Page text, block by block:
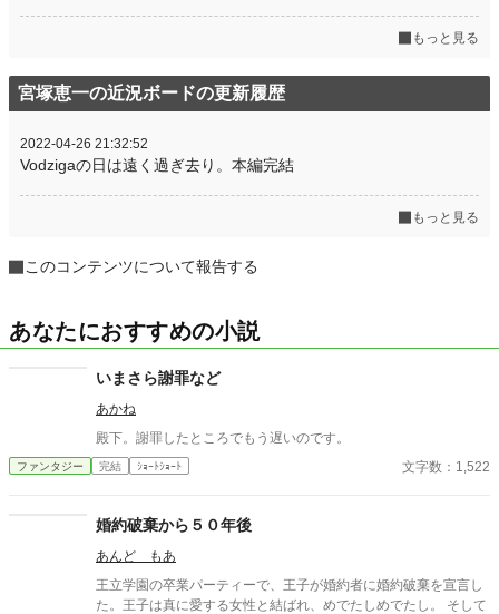
もっと見る
宮塚恵一の近況ボードの更新履歴
2022-04-26 21:32:52
Vodzigaの日は遠く過ぎ去り。本編完結
もっと見る
このコンテンツについて報告する
あなたにおすすめの小説
いまさら謝罪など
あかね
殿下。謝罪したところでもう遅いのです。
ファンタジー 完結 ｼｮｰﾄｼｮｰﾄ 文字数：1,522
婚約破棄から５０年後
あんど もあ
王立学園の卒業パーティーで、王子が婚約者に婚約破棄を宣言し
た。王子は真に愛する女性と結ばれ、めでたしめでたし。 そして